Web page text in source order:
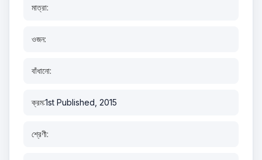
মাত্রা:
ওজন:
বাঁধানো:
ক্রম:1st Published, 2015
শ্রেণী: